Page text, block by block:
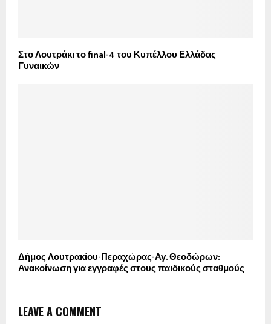
Στο Λουτράκι το final-4 του Κυπέλλου Ελλάδας
Γυναικών
Δήμος Λουτρακίου-Περαχώρας-Αγ. Θεοδώρων:
Ανακοίνωση για εγγραφές στους παιδικούς σταθμούς
LEAVE A COMMENT